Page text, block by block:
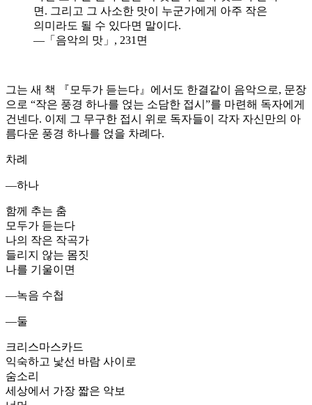
면. 그리고 그 사소한 맛이 누군가에게 아주 작은
의미라도 될 수 있다면 말이다.
―「음악의 맛」, 231면
그는 새 책 『모두가 듣는다』에서도 한결같이 음악으로, 문장
으로 “작은 풍경 하나를 얹는 소담한 접시”를 마련해 독자에게
건넨다. 이제 그 무구한 접시 위로 독자들이 각자 자신만의 아
름다운 풍경 하나를 얹을 차례다.
차례
―하나
함께 추는 춤
모두가 듣는다
나의 작은 작곡가
들리지 않는 몸짓
나를 기울이면
―녹음 수첩
―둘
크리스마스카드
익숙하고 낯선 바람 사이로
숨소리
세상에서 가장 짧은 악보